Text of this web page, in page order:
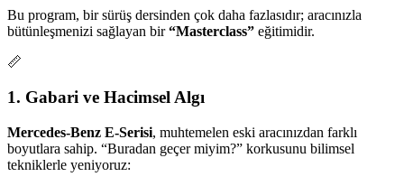
Bu program, bir sürüş dersinden çok daha fazlasıdır; aracınızla
bütünleşmenizi sağlayan bir“Masterclass” eğitimidir.
📏
1. Gabari ve Hacimsel Algı
Mercedes-Benz E-Serisi, muhtemelen eski aracınızdan farklı
boyutlara sahip. “Buradan geçer miyim?” korkusunu bilimsel
tekniklerle yeniyoruz: